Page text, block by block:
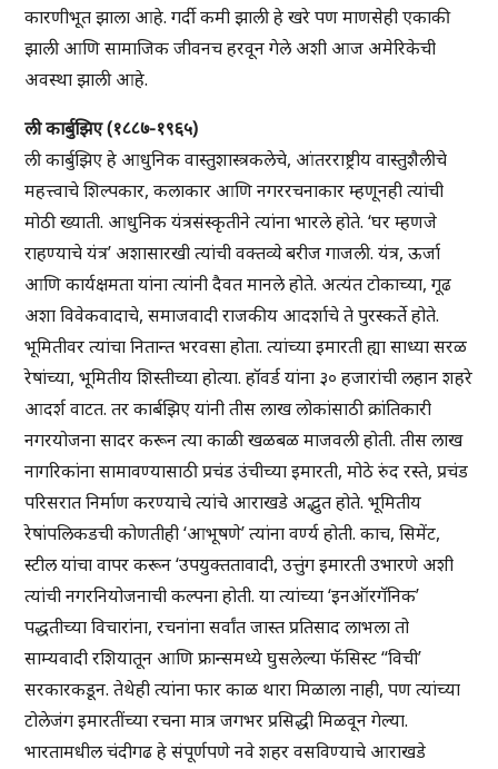
कारणीभूत झाला आहे. गर्दी कमी झाली हे खरे पण माणसेही एकाकी
झाली आणि सामाजिक जीवनच हरवून गेले अशी आज अमेरिकेची
अवस्था झाली आहे.
ली कार्बुझिए (१८८७-१९६५)
ली कार्बुझिए हे आधुनिक वास्तुशास्त्रकलेचे, आंतरराष्ट्रीय वास्तुशैलीचे
महत्त्वाचे शिल्पकार, कलाकार आणि नगररचनाकार म्हणूनही त्यांची
मोठी ख्याती. आधुनिक यंत्रसंस्कृतीने त्यांना भारले होते. ‘घर म्हणजे
राहण्याचे यंत्र’ अशासारखी त्यांची वक्तव्ये बरीज गाजली. यंत्र, ऊर्जा
आणि कार्यक्षमता यांना त्यांनी दैवत मानले होते. अत्यंत टोकाच्या, गूढ
अशा विवेकवादाचे, समाजवादी राजकीय आदर्शाचे ते पुरस्कर्ते होते.
भूमितीवर त्यांचा नितान्त भरवसा होता. त्यांच्या इमारती ह्या साध्या सरळ
रेषांच्या, भूमितीय शिस्तीच्या होत्या. हॉवर्ड यांना ३० हजारांची लहान शहरे
आदर्श वाटत. तर कार्बझिए यांनी तीस लाख लोकांसाठी क्रांतिकारी
नगरयोजना सादर करून त्या काळी खळबळ माजवली होती. तीस लाख
नागरिकांना सामावण्यासाठी प्रचंड उंचीच्या इमारती, मोठे रुंद रस्ते, प्रचंड
परिसरात निर्माण करण्याचे त्यांचे आराखडे अद्भुत होते. भूमितीय
रेषांपलिकडची कोणतीही ‘आभूषणे’ त्यांना वर्ण्य होती. काच, सिमेंट,
स्टील यांचा वापर करून ‘उपयुक्ततावादी, उत्तुंग इमारती उभारणे अशी
त्यांची नगरनियोजनाची कल्पना होती. या त्यांच्या ‘इनऑरगॅनिक’
पद्धतीच्या विचारांना, रचनांना सर्वांत जास्त प्रतिसाद लाभला तो
साम्यवादी रशियातून आणि फ्रान्समध्ये घुसलेल्या फॅसिस्ट “विची’
सरकारकडून. तेथेही त्यांना फार काळ थारा मिळाला नाही, पण त्यांच्या
टोलेजंग इमारतींच्या रचना मात्र जगभर प्रसिद्धी मिळवून गेल्या.
भारतामधील चंदीगढ हे संपूर्णपणे नवे शहर वसविण्याचे आराखडे